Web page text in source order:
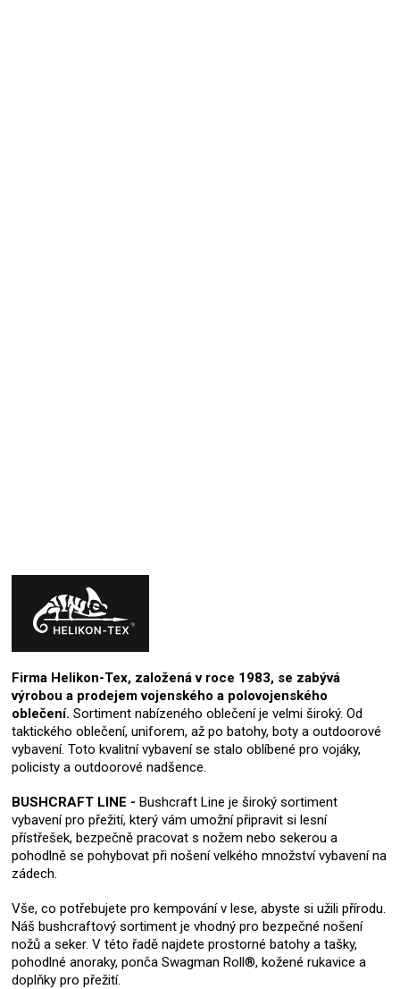
Firma Helikon-Tex, založená v roce 1983, se zabývá
výrobou a prodejem vojenského a polovojenského
oblečení. Sortiment nabízeného oblečení je velmi široký. Od
taktického oblečení, uniforem, až po batohy, boty a outdoorové
vybavení. Toto kvalitní vybavení se stalo oblíbené pro vojáky,
policisty a outdoorové nadšence.
BUSHCRAFT LINE - Bushcraft Line je široký sortiment
vybavení pro přežití, který vám umožní připravit si lesní
přístřešek, bezpečně pracovat s nožem nebo sekerou a
pohodlně se pohybovat při nošení velkého množství vybavení na
zádech.
Vše, co potřebujete pro kempování v lese, abyste si užili přírodu.
Náš bushcraftový sortiment je vhodný pro bezpečné nošení
nožů a seker. V této řadě najdete prostorné batohy a tašky,
pohodlné anoraky, ponča Swagman Roll®, kožené rukavice a
doplňky pro přežití.